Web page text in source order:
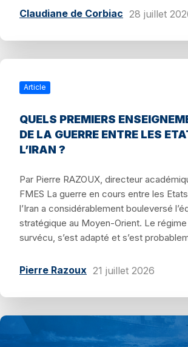
Claudiane de Corbiac 28 juillet
Article
QUELS PREMIERS
DE LA GUERRE ENTRE LES
L’IRAN ?
Par Pierre RAZOUX, directeur
FMES La guerre en cours entre les
l’Iran a considérablement bouleversé
stratégique au Moyen-Orient. Le régime
survécu, s’est adapté et s’est
Pierre Razoux 21 juillet 2026